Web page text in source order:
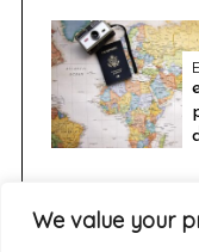
We value your